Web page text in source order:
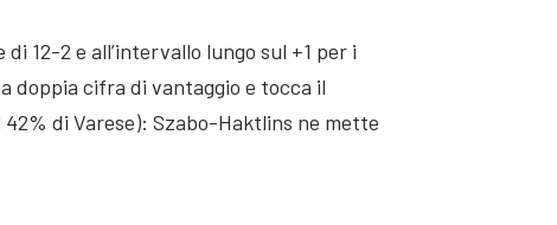
12-2 e all’intervallo lungo sul +1 per i
doppia cifra di vantaggio e tocca il
di Varese): Szabo-Haktlins ne mette